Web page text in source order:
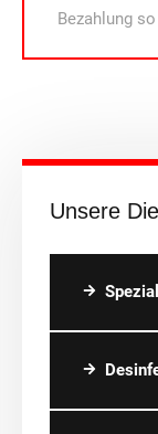
Unsere
Bezahlung